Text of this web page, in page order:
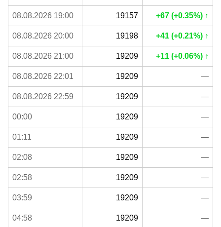
08.08.2026 19:00 19157 +67 (+0.35%) ↑
08.08.2026 20:00 19198 +41 (+0.21%) ↑
08.08.2026 21:00 19209 +11 (+0.06%) ↑
08.08.2026 22:01 19209 —
08.08.2026 22:59 19209 —
00:00 19209 —
01:11 19209 —
02:08 19209 —
02:58 19209 —
03:59 19209 —
04:58 19209 —